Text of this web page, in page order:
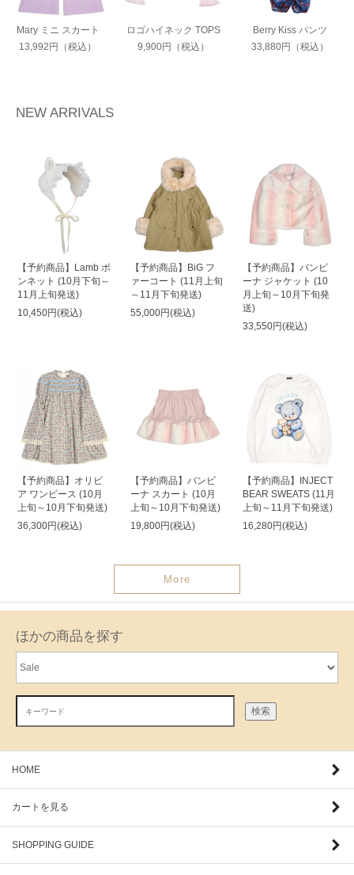
Mary ミニ スカート
13,992円（税込）
ロゴハイネック TOPS
9,900円（税込）
Berry Kiss パンツ
33,880円（税込）
NEW ARRIVALS
【予約商品】Lamb ボ
ンネット (10月下旬～
11月上旬発送)
10,450円(税込)
【予約商品】BiG フ
ァーコート (11月上旬
～11月下旬発送)
55,000円(税込)
【予約商品】バンビ
ーナ ジャケット (10
月上旬～10月下旬発
送)
33,550円(税込)
【予約商品】オリビ
ア ワンピース (10月
上旬～10月下旬発送)
36,300円(税込)
【予約商品】バンビ
ーナ スカート (10月
上旬～10月下旬発送)
19,800円(税込)
【予約商品】INJECT
BEAR SWEATS (11月
上旬～11月下旬発送)
16,280円(税込)
More
ほかの商品を探す
検索
HOME
カートを見る
SHOPPING GUIDE